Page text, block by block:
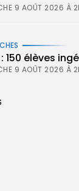
9 AOÛT 2026 À
150 élèves
9 AOÛT 2026 À